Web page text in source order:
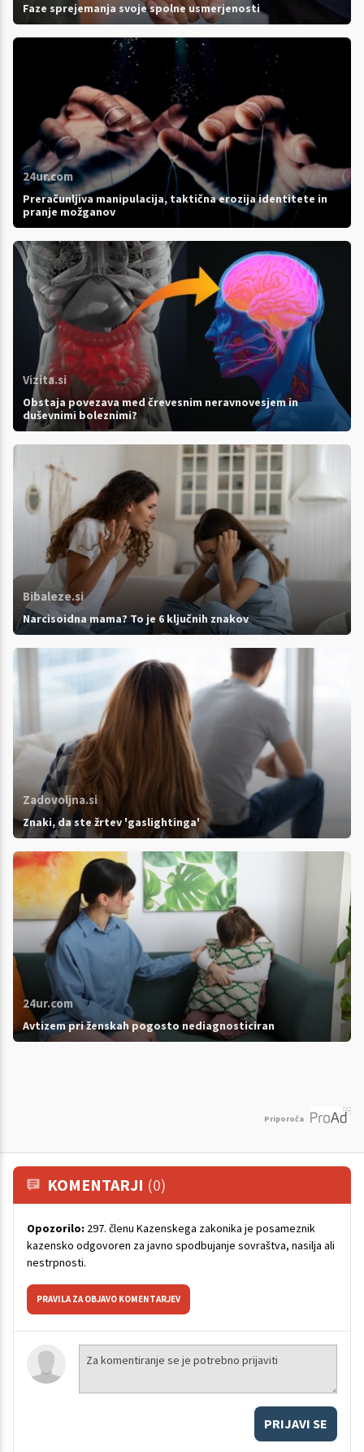
Faze sprejemanja svoje spolne usmerjenosti
24ur.com
Preračunljiva manipulacija, taktična erozija identitete in
pranje možganov
Vizita.si
Obstaja povezava med črevesnim neravnovesjem in
duševnimi boleznimi?
Bibaleze.si
Narcisoidna mama? To je 6 ključnih znakov
Zadovoljna.si
Znaki, da ste žrtev 'gaslightinga'
24ur.com
Avtizem pri ženskah pogosto nediagnosticiran
Priporoča
KOMENTARJI (0)
Opozorilo: 297. členu Kazenskega zakonika je posameznik
kazensko odgovoren za javno spodbujanje sovraštva, nasilja ali
nestrpnosti.
PRAVILA ZA OBJAVO KOMENTARJEV
PRIJAVI SE